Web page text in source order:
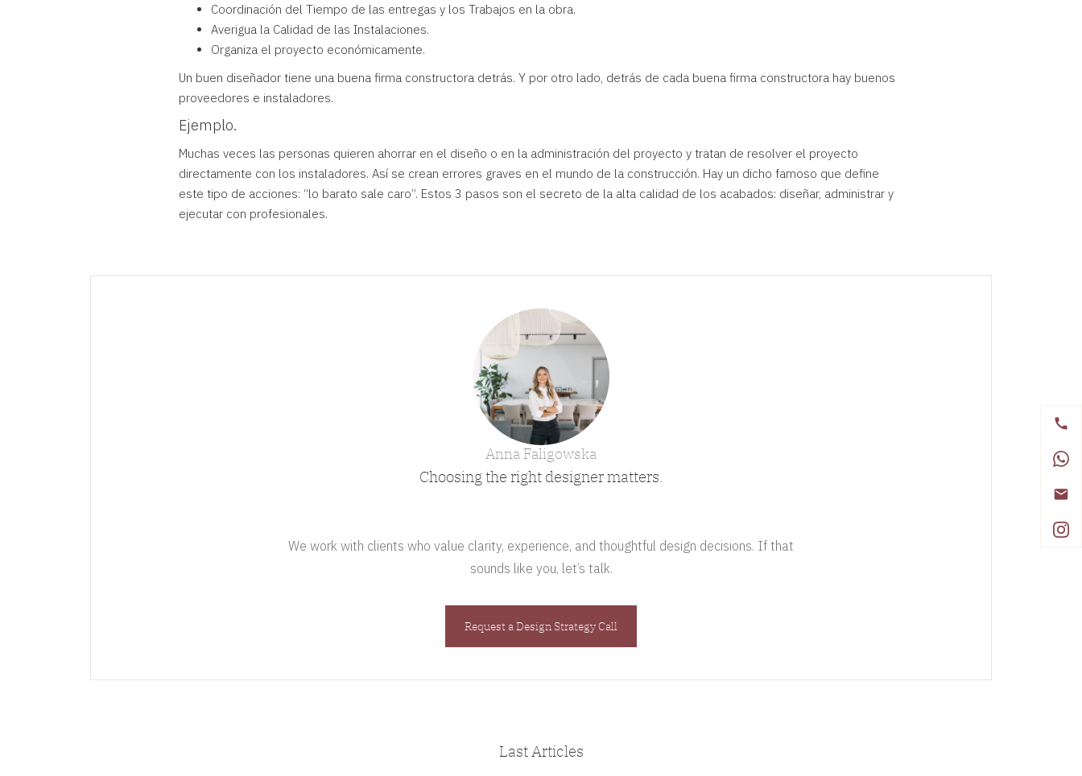
Coordinación del Tiempo de las entregas y los Trabajos en la obra.
Averigua la Calidad de las Instalaciones.
Organiza el proyecto económicamente.
Un buen diseñador tiene una buena firma constructora detrás. Y por otro lado, detrás de cada buena firma constructora hay buenos
proveedores e instaladores.
Ejemplo.
Muchas veces las personas quieren ahorrar en el diseño o en la administración del proyecto y tratan de resolver el proyecto
directamente con los instaladores. Así se crean errores graves en el mundo de la construcción. Hay un dicho famoso que define
este tipo de acciones: “lo barato sale caro”. Estos 3 pasos son el secreto de la alta calidad de los acabados: diseñar, administrar y
ejecutar con profesionales.
Anna Faligowska
Choosing the right designer matters.
We work with clients who value clarity, experience, and thoughtful design decisions. If that
sounds like you, let’s talk.
Request a Design Strategy Call
Last Articles